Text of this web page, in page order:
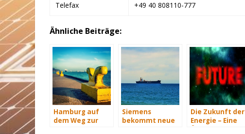
Telefax +49 40 808110-777
Ähnliche Beiträge:
Hamburg auf
dem Weg zur
Siemens
bekommt neue
Die Zukunft der
Energie – Eine